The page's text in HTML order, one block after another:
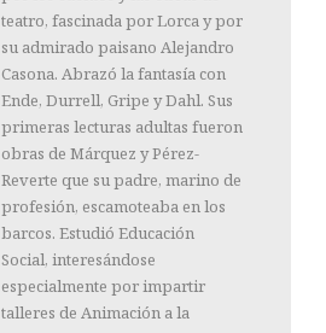
teatro, fascinada por Lorca y por
su admirado paisano Alejandro
Casona. Abrazó la fantasía con
Ende, Durrell, Gripe y Dahl. Sus
primeras lecturas adultas fueron
obras de Márquez y Pérez-
Reverte que su padre, marino de
profesión, escamoteaba en los
barcos. Estudió Educación
Social, interesándose
especialmente por impartir
talleres de Animación a la